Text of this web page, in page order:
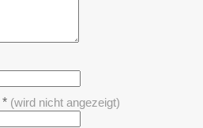
* (wird nicht angezeigt)